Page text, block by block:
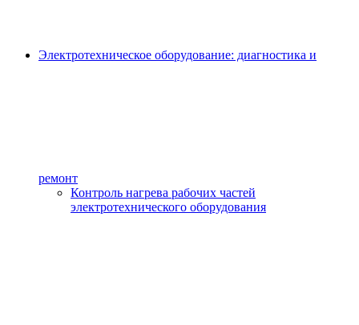
Электротехническое оборудование: диагностика и
ремонт
Контроль нагрева рабочих частей
электротехнического оборудования